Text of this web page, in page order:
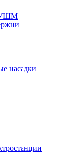
УШМ
насадки